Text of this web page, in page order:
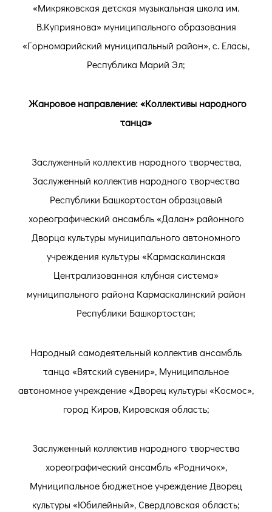
«Микряковская детская музыкальная школа им.
В.Куприянова» муниципального образования
«Горномарийский муниципальный район», с. Еласы,
Республика Марий Эл;
Жанровое направление: «Коллективы народного
танца»
Заслуженный коллектив народного творчества,
Заслуженный коллектив народного творчества
Республики Башкортостан образцовый
хореографический ансамбль «Далан» районного
Дворца культуры муниципального автономного
учреждения культуры «Кармаскалинская
Централизованная клубная система»
муниципального района Кармаскалинский район
Республики Башкортостан;
Народный самодеятельный коллектив ансамбль
танца «Вятский сувенир», Муниципальное
автономное учреждение «Дворец культуры «Космос»,
город Киров, Кировская область;
Заслуженный коллектив народного творчества
хореографический ансамбль «Родничок»,
Муниципальное бюджетное учреждение Дворец
культуры «Юбилейный», Свердловская область;